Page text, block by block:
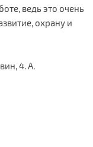
ведь это очень
охрану и
4. А.